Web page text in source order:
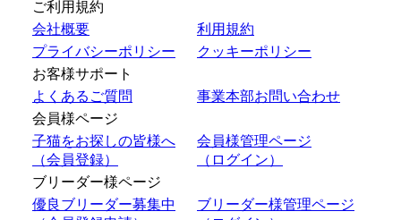
ご利用規約
会社概要
利用規約
プライバシーポリシー
クッキーポリシー
お客様サポート
よくあるご質問
事業本部お問い合わせ
会員様ページ
子猫をお探しの皆様へ
（会員登録）
会員様管理ページ
（ログイン）
ブリーダー様ページ
優良ブリーダー募集中
ブリーダー様管理ページ